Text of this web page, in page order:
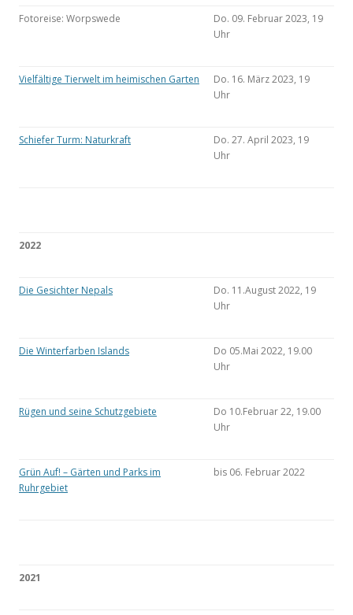
Fotoreise: Worpswede
Do. 09. Februar 2023, 19
Uhr
Vielfältige Tierwelt im heimischen Garten
Do. 16. März 2023, 19
Uhr
Schiefer Turm: Naturkraft
Do. 27. April 2023, 19
Uhr
2022
Die Gesichter Nepals
Do. 11.August 2022, 19
Uhr
Die Winterfarben Islands
Do 05.Mai 2022, 19.00
Uhr
Rügen und seine Schutzgebiete
Do 10.Februar 22, 19.00
Uhr
Grün Auf! – Gärten und Parks im
Ruhrgebiet
bis 06. Februar 2022
2021